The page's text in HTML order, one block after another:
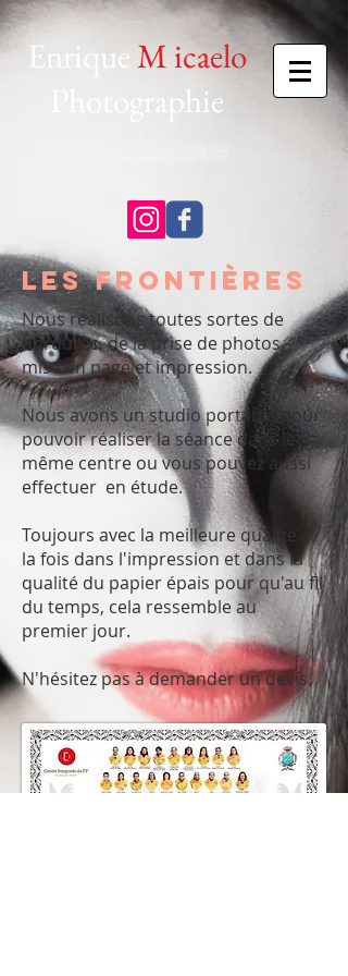
EnriqueM icaelo
Photographie
les frontières
Nous réalisons toutes sortes de
bordures, de la prise de photos,
mise en page et impression.
Nous avons un studio portable pour
pouvoir réaliser la séance dans le
même centre ou vous pouvez aussi
effectuer en étude.
Toujours avec la meilleure qualité à
la fois dans l'impression et dans la
qualité du papier épais pour qu'au fil
du temps, cela ressemble au
premier jour.
N'hésitez pas à demander un devis.